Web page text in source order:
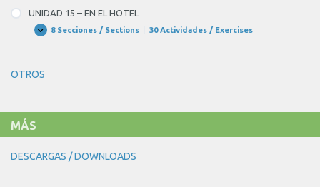
–
EN
EL
RESTAURANTE
UNIDAD 15 – EN EL HOTEL
Expandir
UNIDAD
EL
8 Secciones / Sections 30 Actividades / Exercises
OTROS
MÁS
DESCARGAS / DOWNLOADS